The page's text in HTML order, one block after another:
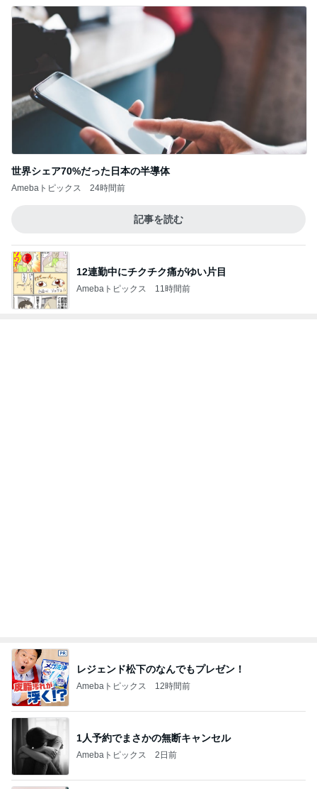
世界シェア70%だった日本の半導体
Amebaトピックス 24時間前
記事を読む
12連勤中にチクチク痛がゆい片目
Amebaトピックス 11時間前